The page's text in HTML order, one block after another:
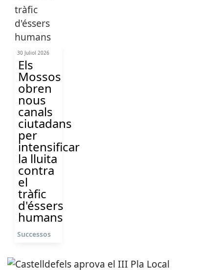
30 Juliol 2026
Els
Mossos
obren
nous
canals
ciutadans
per
intensificar
la lluita
contra
el
tràfic
d'éssers
humans
Successos